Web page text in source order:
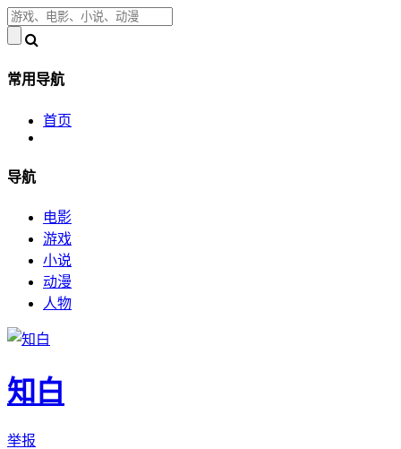
常用导航
首页
导航
电影
游戏
小说
动漫
人物
知白
举报